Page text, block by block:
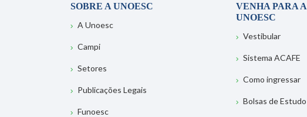
SOBRE A UNOESC
A Unoesc
Campi
Setores
Publicações Legais
Funoesc
VENHA PARA A
UNOESC
Vestibular
Sistema ACAFE
Como ingressar
Bolsas de Estudo